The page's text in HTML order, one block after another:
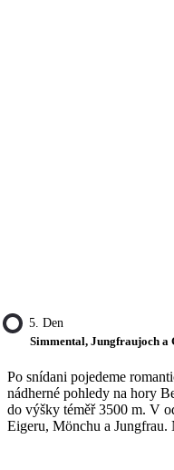
5. Den
Simmental, Jungfraujoch a
Po snídani pojedeme
nádherné pohledy na hory
do výšky téměř 3500 m. V
Eigeru, Mönchu a Jungfrau.